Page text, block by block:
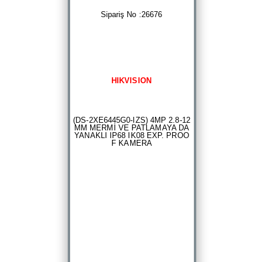
Sipariş No :26676
HIKVISION
(DS-2XE6445G0-IZS) 4MP 2.8-12
MM MERMİ VE PATLAMAYA DA
YANAKLI IP68 IK08 EXP. PROO
F KAMERA